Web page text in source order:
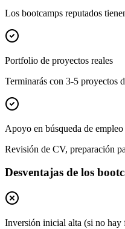
Los bootcamps reputados
Portfolio de proyectos reales
Terminarás con 3-5 proyectos
Apoyo en búsqueda de
Revisión de CV, preparación
Desventajas de los
Inversión inicial alta (si no hay